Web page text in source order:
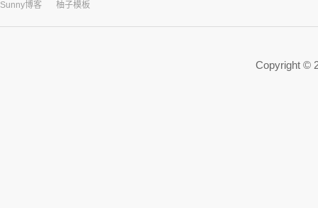
Sunny博客 柚子模板
Copyright ©